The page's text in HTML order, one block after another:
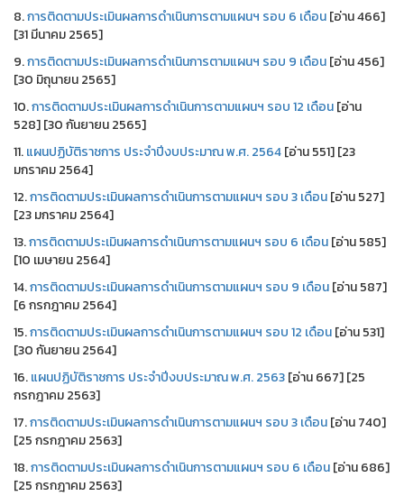
8.การติดตามประเมินผลการดำเนินการตามแผนฯ รอบ 6 เดือน[อ่าน 466]
[31 มีนาคม 2565]
9.การติดตามประเมินผลการดำเนินการตามแผนฯ รอบ 9 เดือน[อ่าน 456]
[30 มิถุนายน 2565]
10.การติดตามประเมินผลการดำเนินการตามแผนฯ รอบ 12 เดือน[อ่าน
528] [30 กันยายน 2565]
11.แผนปฏิบัติราชการ ประจำปีงบประมาณ พ.ศ. 2564[อ่าน 551] [23
มกราคม 2564]
12.การติดตามประเมินผลการดำเนินการตามแผนฯ รอบ 3 เดือน[อ่าน 527]
[23 มกราคม 2564]
13.การติดตามประเมินผลการดำเนินการตามแผนฯ รอบ 6 เดือน[อ่าน 585]
[10 เมษายน 2564]
14.การติดตามประเมินผลการดำเนินการตามแผนฯ รอบ 9 เดือน[อ่าน 587]
[6 กรกฎาคม 2564]
15.การติดตามประเมินผลการดำเนินการตามแผนฯ รอบ 12 เดือน[อ่าน 531]
[30 กันยายน 2564]
16.แผนปฏิบัติราชการ ประจำปีงบประมาณ พ.ศ. 2563[อ่าน 667] [25
กรกฎาคม 2563]
17.การติดตามประเมินผลการดำเนินการตามแผนฯ รอบ 3 เดือน[อ่าน 740]
[25 กรกฎาคม 2563]
18.การติดตามประเมินผลการดำเนินการตามแผนฯ รอบ 6 เดือน[อ่าน 686]
[25 กรกฎาคม 2563]